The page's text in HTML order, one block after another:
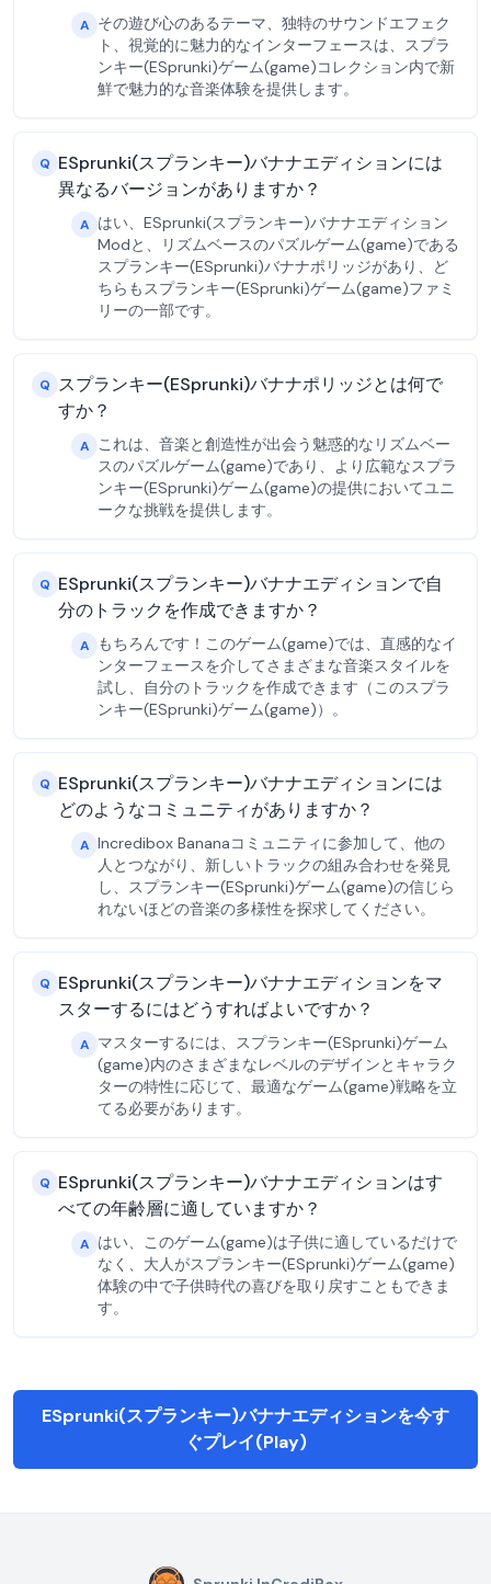
A その遊び心のあるテーマ、独特のサウンドエフェク
ト、視覚的に魅力的なインターフェースは、スプラ
ンキー(ESprunki)ゲーム(game)コレクション内で新
鮮で魅力的な音楽体験を提供します。
Q ESprunki(スプランキー)バナナエディションには
異なるバージョンがありますか？
A はい、ESprunki(スプランキー)バナナエディション
Modと、リズムベースのパズルゲーム(game)である
スプランキー(ESprunki)バナナポリッジがあり、ど
ちらもスプランキー(ESprunki)ゲーム(game)ファミ
リーの一部です。
Q スプランキー(ESprunki)バナナポリッジとは何で
すか？
A これは、音楽と創造性が出会う魅惑的なリズムベー
スのパズルゲーム(game)であり、より広範なスプラ
ンキー(ESprunki)ゲーム(game)の提供においてユニ
ークな挑戦を提供します。
Q ESprunki(スプランキー)バナナエディションで自
分のトラックを作成できますか？
A
もちろんです！このゲーム(game)では、直感的なイ
ンターフェースを介してさまざまな音楽スタイルを
試し、自分のトラックを作成できます（このスプラ
ンキー(ESprunki)ゲーム(game)）。
Q ESprunki(スプランキー)バナナエディションには
どのようなコミュニティがありますか？
A Incredibox Bananaコミュニティに参加して、他の
人とつながり、新しいトラックの組み合わせを発見
し、スプランキー(ESprunki)ゲーム(game)の信じら
れないほどの音楽の多様性を探求してください。
Q ESprunki(スプランキー)バナナエディションをマ
スターするにはどうすればよいですか？
A マスターするには、スプランキー(ESprunki)ゲーム
(game)内のさまざまなレベルのデザインとキャラク
ターの特性に応じて、最適なゲーム(game)戦略を立
てる必要があります。
Q ESprunki(スプランキー)バナナエディションはす
べての年齢層に適していますか？
A はい、このゲーム(game)は子供に適しているだけで
なく、大人がスプランキー(ESprunki)ゲーム(game)
体験の中で子供時代の喜びを取り戻すこともできま
す。
ESprunki(スプランキー)バナナエディションを今す
ぐプレイ(Play)